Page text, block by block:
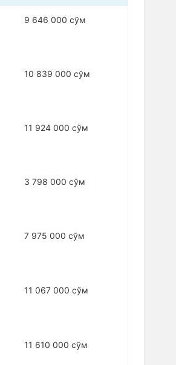
9 646 000 сўм
10 839 000 сўм
11 924 000 сўм
3 798 000 сўм
7 975 000 сўм
11 067 000 сўм
11 610 000 сўм